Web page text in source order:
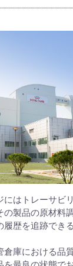
にはトレーサビ
の製品の原材料
履歴を追跡でき
倉庫における品